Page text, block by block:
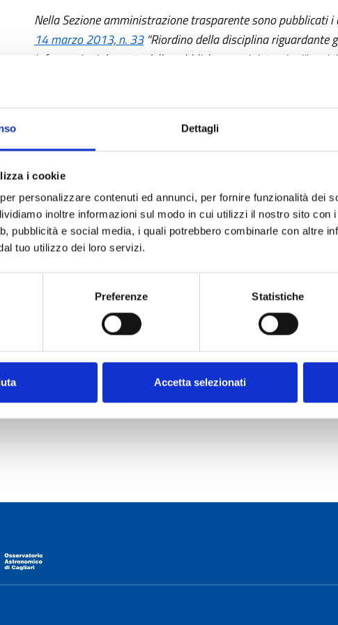
Dettagli
i cookie
personalizzare contenuti ed annunci, per fornire funzionalità dei
inoltre informazioni sul modo in cui utilizzi il nostro sito con
pubblicità e social media, i quali potrebbero combinarle con altre
tuo utilizzo dei loro servizi.
Preferenze Statistiche
Accetta selezionati
Nella Sezione amministrazione trasparente sono pubblicati
14 marzo 2013, n. 33“Riordino della disciplina riguardante
informazioni da parte delle pubbliche amministrazioni”,
“Revisione e semplificazione delle
, in
La sezione consente di avere immediatamente a
Cagliari